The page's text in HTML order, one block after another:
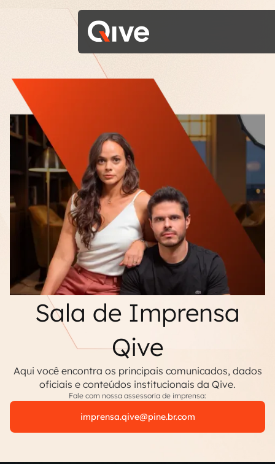
Sala de Imprensa
Qive
Aqui você encontra os principais comunicados, dados
oficiais e conteúdos institucionais da Qive.
Fale com nossa assessoria de imprensa:
imprensa.qive@pine.br.com